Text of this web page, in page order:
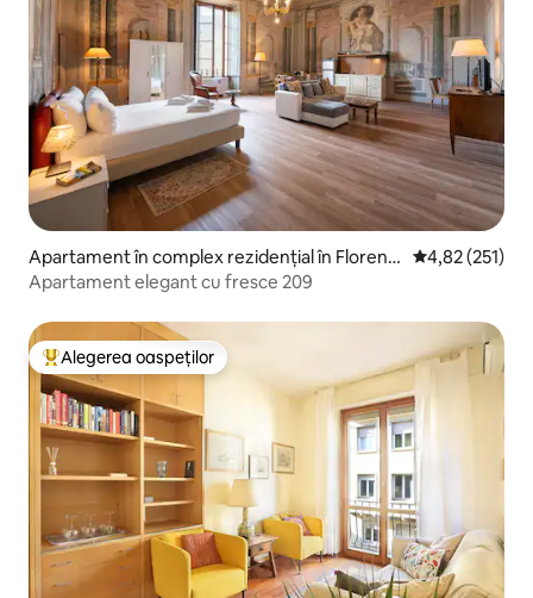
Apartament în complex rezidențial în Florenț
a
Scor mediu
4,82 (251)
Apartament elegant cu fresce 209
Locuință din topul categoriei Alegerea oaspeților
Alegerea oaspeților